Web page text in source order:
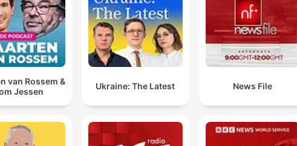
van Rossem &
Jessen
Ukraine: The Latest News File